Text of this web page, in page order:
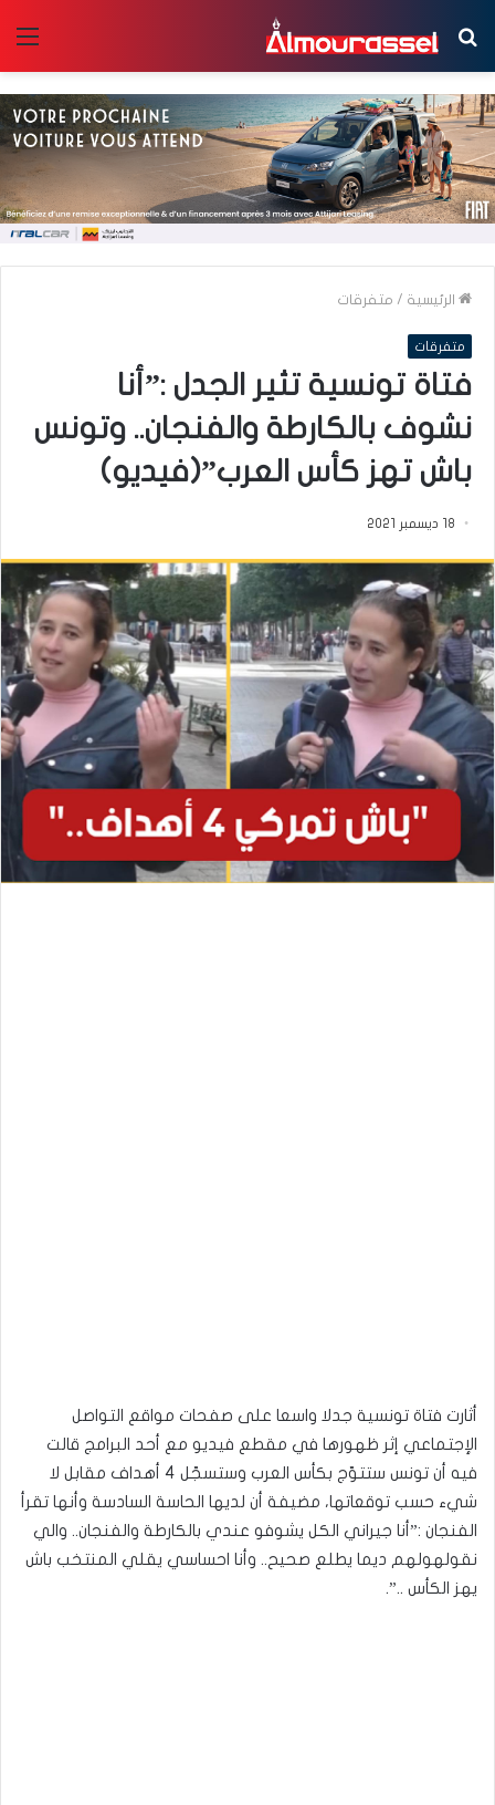
بحث
عن
الرئيسية / متفرقات
متفرقات
فتاة تونسية تثير الجدل :”أنا
نشوف بالكارطة والفنجان.. وتونس
باش تهز كأس العرب”(فيديو)
18 ديسمبر 2021
أثارت فتاة تونسية جدلا واسعا على صفحات مواقع التواصل
الإجتماعي إثر ظهورها في مقطع فيديو مع أحد البرامج قالت
فيه أن تونس ستتوّج بكأس العرب وستسجّل 4 أهداف مقابل لا
شيء حسب توقعاتها، مضيفة أن لديها الحاسة السادسة وأنها تقرأ
الفنجان :”أنا جيراني الكل يشوفو عندي بالكارطة والفنجان.. والي
نقولهولهم ديما يطلع صحيح.. وأنا احساسي يقلي المنتخب باش
يهز الكأس ..”.